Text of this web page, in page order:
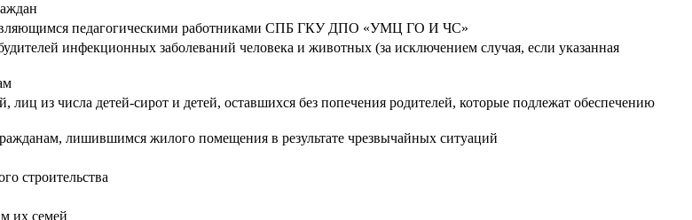
являющимся педагогическими работниками СПБ ГКУ ДПО «УМЦ ГО И ЧС»
инфекционных заболеваний человека и животных (за исключением случая, если указанная
из числа детей-сирот и детей, оставшихся без попечения родителей, которые подлежат обеспечению
лишившимся жилого помещения в результате чрезвычайных ситуаций
строительства
их семей